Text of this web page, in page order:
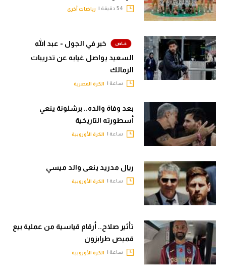
رياضات أخرى
خبر في الجول - عبد الله
السعيد يواصل غيابه عن تدريبات
الزمالك
ساعة | الكرة المصرية
بعد وفاة والده.. برشلونة ينعي
أسطورته التاريخية
ساعة | الكرة الأوروبية
ريال مدريد ينعى والد ميسي
ساعة | الكرة الأوروبية
تأثير صلاح.. أرقام قياسية من عملية بيع
قميص طرابزون
ساعة | الكرة الأوروبية